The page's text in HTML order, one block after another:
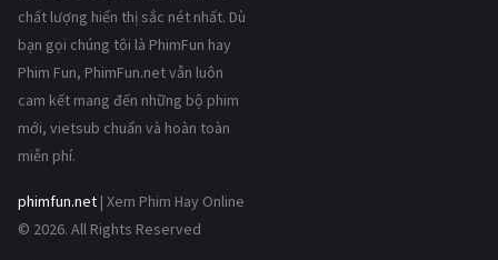
chất lượng hiển thị sắc nét nhất. Dù
bạn gọi chúng tôi là PhimFun hay
Phim Fun, PhimFun.net vẫn luôn
cam kết mang đến những bộ phim
mới, vietsub chuẩn và hoàn toàn
miễn phí.
phimfun.net | Xem Phim Hay Online
© 2026. All Rights Reserved